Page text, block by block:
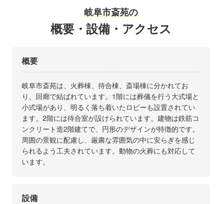
岐阜市斎苑の
概要・設備・アクセス
概要
岐阜市斎苑は、火葬棟、待合棟、斎場棟に分かれてお
り、回廊で結ばれています。1階には葬儀を行う大式場と
小式場があり、明るく落ち着いたロビーも設置されてい
ます。2階には待合室が設けられています。建物は鉄筋コ
ンクリート造2階建てで、円形のデザインが特徴的です。
周囲の景観に配慮し、厳粛な雰囲気の中に安らぎを感じ
られるよう工夫されています。動物の火葬にも対応して
います。
設備